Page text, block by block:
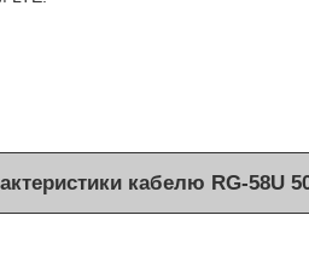
кабелю RG-58U